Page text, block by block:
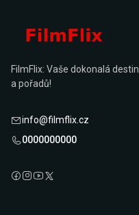
FilmFlix: Vaše dokonalá
a pořadů!
info@filmflix.cz
0000000000